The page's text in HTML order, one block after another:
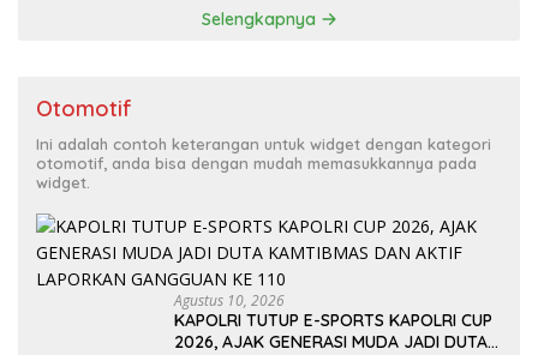
Selengkapnya
Otomotif
Ini adalah contoh keterangan untuk widget dengan kategori
otomotif, anda bisa dengan mudah memasukkannya pada
widget.
Agustus 10, 2026
KAPOLRI TUTUP E-SPORTS KAPOLRI CUP
2026, AJAK GENERASI MUDA JADI DUTA